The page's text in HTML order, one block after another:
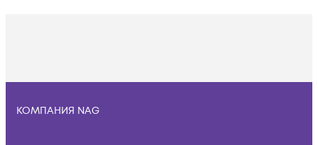
КОМПАНИЯ NAG